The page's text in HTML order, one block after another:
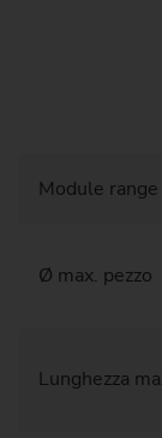
Module range
Ø max. pezzo
Lunghezza